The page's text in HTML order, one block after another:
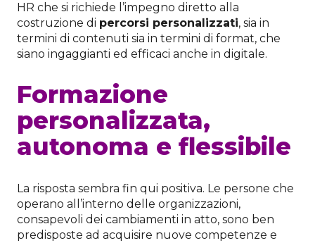
HR che si richiede l’impegno diretto alla
costruzione di percorsi personalizzati, sia in
termini di contenuti sia in termini di format, che
siano ingaggianti ed efficaci anche in digitale.
Formazione
personalizzata,
autonoma e flessibile
La risposta sembra fin qui positiva. Le persone che
operano all’interno delle organizzazioni,
consapevoli dei cambiamenti in atto, sono ben
predisposte ad acquisire nuove competenze e